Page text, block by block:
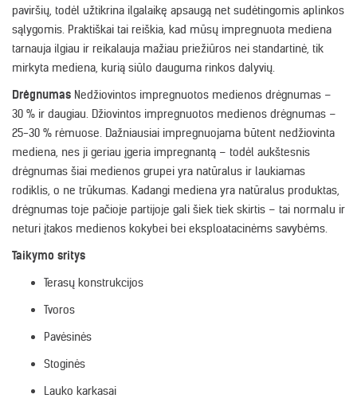
paviršių, todėl užtikrina ilgalaikę apsaugą net sudėtingomis aplinkos
sąlygomis. Praktiškai tai reiškia, kad mūsų impregnuota mediena
tarnauja ilgiau ir reikalauja mažiau priežiūros nei standartinė, tik
mirkyta mediena, kurią siūlo dauguma rinkos dalyvių.
Drėgnumas Nedžiovintos impregnuotos medienos drėgnumas –
30 % ir daugiau. Džiovintos impregnuotos medienos drėgnumas –
25-30 % rėmuose. Dažniausiai impregnuojama būtent nedžiovinta
mediena, nes ji geriau įgeria impregnantą – todėl aukštesnis
drėgnumas šiai medienos grupei yra natūralus ir laukiamas
rodiklis, o ne trūkumas. Kadangi mediena yra natūralus produktas,
drėgnumas toje pačioje partijoje gali šiek tiek skirtis – tai normalu ir
neturi įtakos medienos kokybei bei eksploatacinėms savybėms.
Taikymo sritys
Terasų konstrukcijos
Tvoros
Pavėsinės
Stoginės
Lauko karkasai